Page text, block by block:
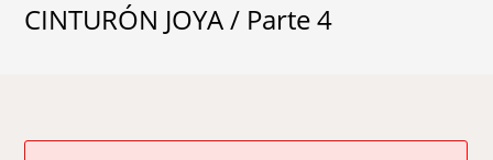
CINTURÓN JOYA / Parte 4